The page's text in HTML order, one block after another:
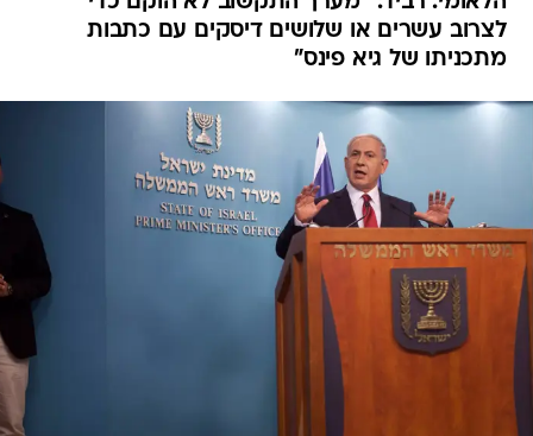
לצרוב עשרים או שלושים דיסקים עם כתבות
מתכניתו של גיא פינס"